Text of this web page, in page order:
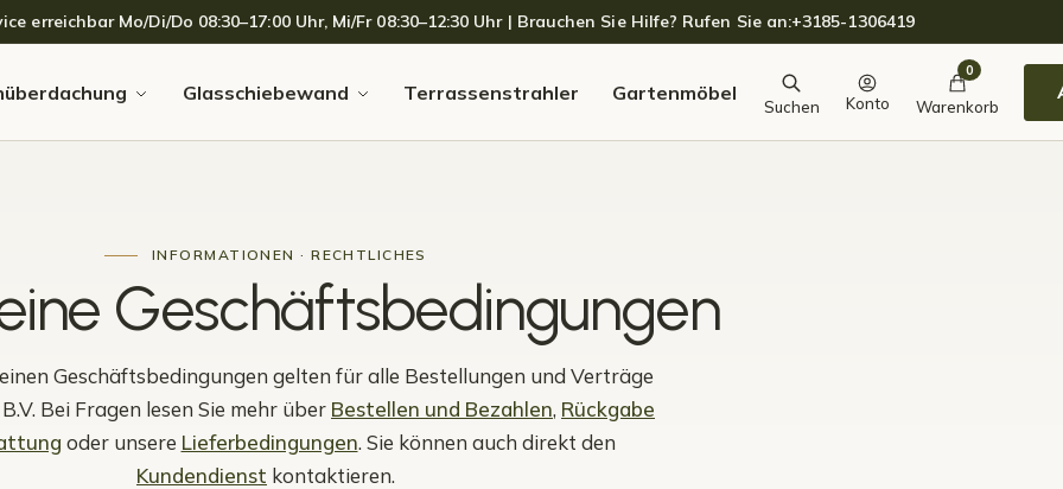
erreichbar Mo/Di/Do 08:30–17:00 Uhr, Mi/Fr 08:30–12:30 Uhr | Brauchen Sie Hilfe? Rufen Sie an:+3185-1306419
Glasschiebewand Terrassenstrahler Gartenmöbel
Suchen Konto
0
Warenkorb
INFORMATIONEN · RECHTLICHES
Geschäftsbedingungen
Geschäftsbedingungen gelten für alle Bestellungen und Verträge
Bei Fragen lesen Sie mehr über Bestellen und Bezahlen, Rückgabe
oder unsere Lieferbedingungen. Sie können auch direkt den
Kundendienst kontaktieren.